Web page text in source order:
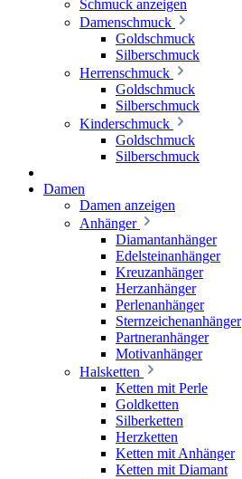
Schmuck anzeigen
Damenschmuck
Goldschmuck
Silberschmuck
Herrenschmuck
Goldschmuck
Silberschmuck
Kinderschmuck
Goldschmuck
Silberschmuck
Damen
Damen anzeigen
Anhänger
Diamantanhänger
Edelsteinanhänger
Kreuzanhänger
Herzanhänger
Perlenanhänger
Sternzeichenanhänger
Partneranhänger
Motivanhänger
Halsketten
Ketten mit Perle
Goldketten
Silberketten
Herzketten
Ketten mit Anhänger
Ketten mit Diamant